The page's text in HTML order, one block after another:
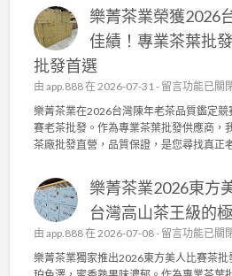
頂
級
茶
發
供
應
商
高
密
度
棉
、
機
能
布
打
造
舒
適
用
專
業
實
沙
椅
墊
訂
，
菌
機
能
布
樂菁茶業榮獲2026
佳績！專業茶葉批
批發首選
由 app.888在 2026-07-31 - 在
〈
樂
菁
茶
榮
獲
2
0
2
6
留言功能已關
樂菁茶業在2026台灣陳年老茶品質鑑定
賽老茶批發。作為專業茶葉批發供應商，
茶廠批發直營，品質保證，是您尋找真正
樂菁茶業2026東方
台灣高山茶王級的
由 app.888在 2026-07-08 - 在
〈
樂
留言功能已關
樂菁茶業獨家推出2026東方美人比賽茶